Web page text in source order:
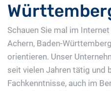
Schauen Sie mal im
Achern, Baden-
orientieren. Unser
seit vielen Jahren tätig und
Fachkenntnisse, auch im